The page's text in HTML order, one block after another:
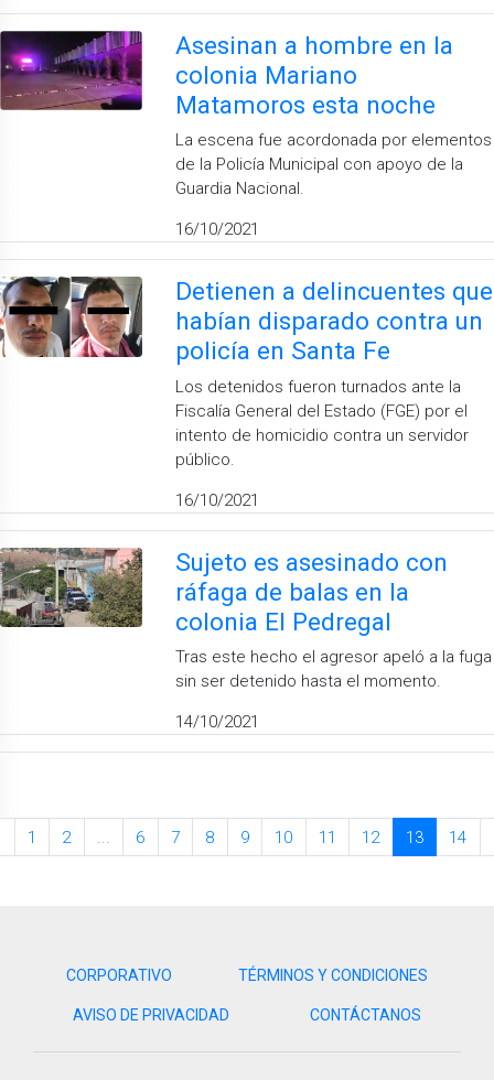
Asesinan a hombre en la
colonia Mariano
Matamoros esta noche
La escena fue acordonada por elementos
de la Policía Municipal con apoyo de la
Guardia Nacional.
16/10/2021
Detienen a delincuentes que
habían disparado contra un
policía en Santa Fe
Los detenidos fueron turnados ante la
Fiscalía General del Estado (FGE) por el
intento de homicidio contra un servidor
público.
16/10/2021
Sujeto es asesinado con
ráfaga de balas en la
colonia El Pedregal
Tras este hecho el agresor apeló a la fuga
sin ser detenido hasta el momento.
14/10/2021
1 2 6 7 8 9 10 11 12 13 14
CORPORATIVO TÉRMINOS Y CONDICIONES
AVISO DE PRIVACIDAD CONTÁCTANOS